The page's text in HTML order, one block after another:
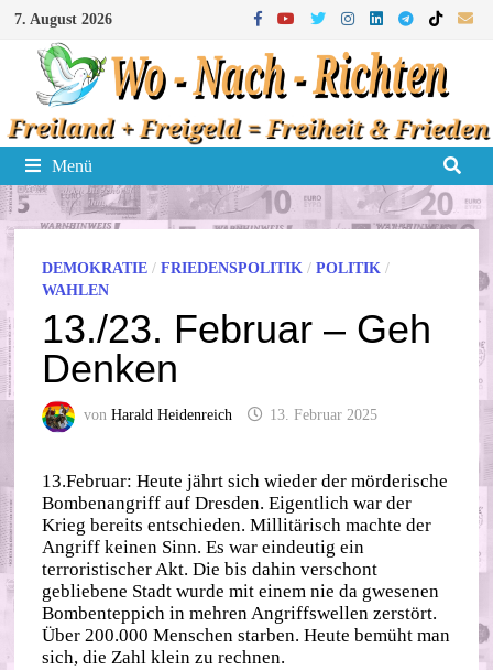
Zum
Inhalt
springen
7. August 2026
Menü
DEMOKRATIE /FRIEDENSPOLITIK /POLITIK /
WAHLEN
13./23. Februar – Geh
Denken
vonHarald Heidenreich 13. Februar 2025
13.Februar: Heute jährt sich wieder der mörderische
Bombenangriff auf Dresden. Eigentlich war der
Krieg bereits entschieden. Millitärisch machte der
Angriff keinen Sinn. Es war eindeutig ein
terroristischer Akt. Die bis dahin verschont
gebliebene Stadt wurde mit einem nie da gwesenen
Bombenteppich in mehren Angriffswellen zerstört.
Über 200.000 Menschen starben. Heute bemüht man
sich, die Zahl klein zu rechnen.